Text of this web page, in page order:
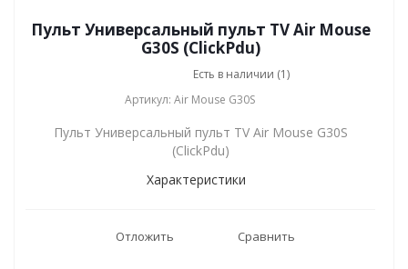
Пульт Универсальный пульт TV Air Mouse
G30S (ClickPdu)
Есть в наличии (1)
Артикул: Air Mouse G30S
Пульт Универсальный пульт TV Air Mouse G30S
(ClickPdu)
Характеристики
Отложить Сравнить